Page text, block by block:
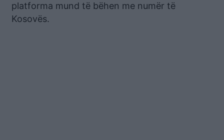
platforma mund të bëhen me numër të
Kosovës.